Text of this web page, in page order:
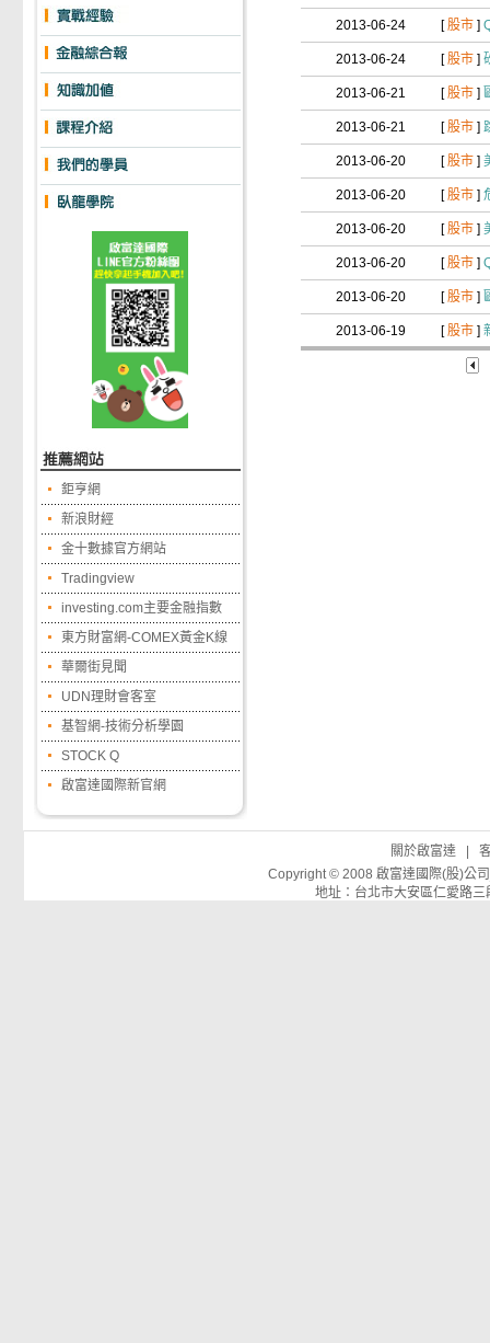
鉅亨網
新浪財經
金十數據官方網站
Tradingview
investing.com主要金融指數
東方財富網-COMEX黃金K線
華爾街見聞
UDN理財會客室
基智網-技術分析學園
STOCK Q
啟富達國際新官網
2013-06-24 [股市]
2013-06-24 [股市]
2013-06-21 [股市]
2013-06-21 [股市]
2013-06-20 [股市]
2013-06-20 [股市]
2013-06-20 [股市]
2013-06-20 [股市]
2013-06-20 [股市]
2013-06-19 [股市]
關於啟富達
Copyright © 2008 啟富達國際(股)公
地址：台北市大安區仁愛路